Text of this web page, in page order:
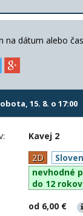
na dátum alebo
15. 8. o 17:00
Kavej 2
2D
nevhodné
do 12 rokov
od 6,00 €